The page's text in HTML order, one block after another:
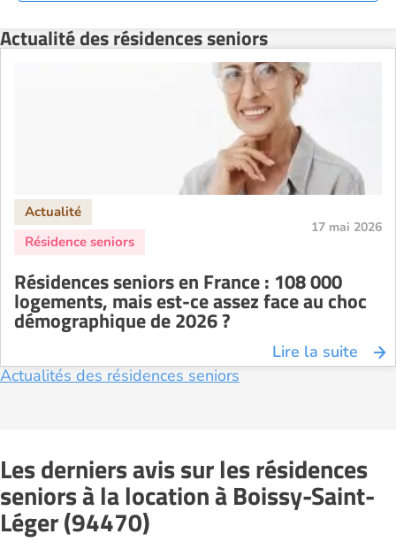
Actualité des résidences seniors
17 mai 2026
Résidences seniors en France : 108 000
logements, mais est-ce assez face au choc
démographique de 2026 ?
Lire la suite
Actualités des résidences seniors
Les derniers avis sur les résidences
seniors à la location à Boissy-Saint-
Léger (94470)